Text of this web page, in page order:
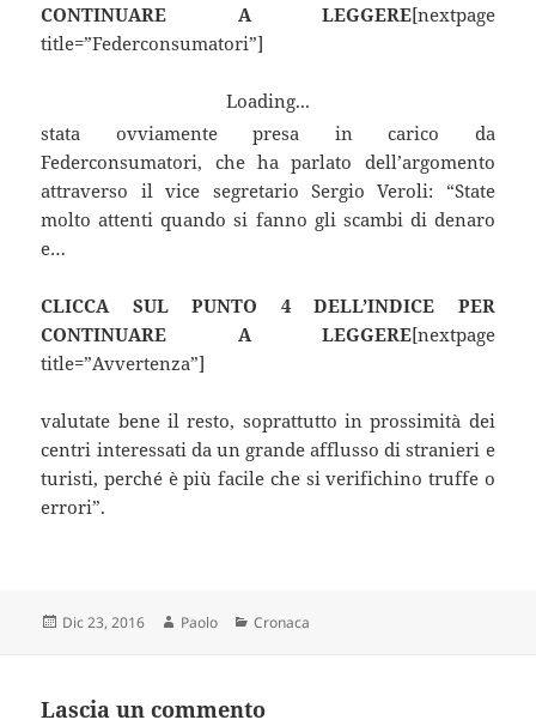
CONTINUARE A LEGGERE[nextpage
title=”Federconsumatori”]
Loading...
stata ovviamente presa in carico da
Federconsumatori, che ha parlato dell’argomento
attraverso il vice segretario Sergio Veroli: “State
molto attenti quando si fanno gli scambi di denaro
e…
CLICCA SUL PUNTO 4 DELL’INDICE PER
CONTINUARE A LEGGERE[nextpage
title=”Avvertenza”]
valutate bene il resto, soprattutto in prossimità dei
centri interessati da un grande afflusso di stranieri e
turisti, perché è più facile che si verifichino truffe o
errori”.
Scritto
Dic 23, 2016 Autore
Paolo Categorie
Cronaca
Lascia un commento